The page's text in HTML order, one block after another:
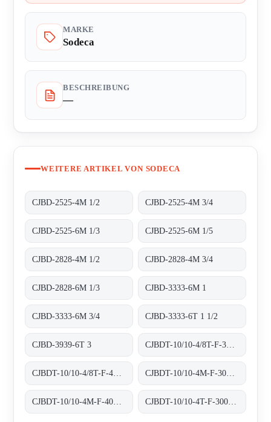
MARKE
Sodeca
BESCHREIBUNG
—
WEITERE ARTIKEL VON SODECA
CJBD-2525-4M 1/2 CJBD-2525-4M 3/4
CJBD-2525-6M 1/3 CJBD-2525-6M 1/5
CJBD-2828-4M 1/2 CJBD-2828-4M 3/4
CJBD-2828-6M 1/3 CJBD-3333-6M 1
CJBD-3333-6M 3/4 CJBD-3333-6T 1 1/2
CJBD-3939-6T 3